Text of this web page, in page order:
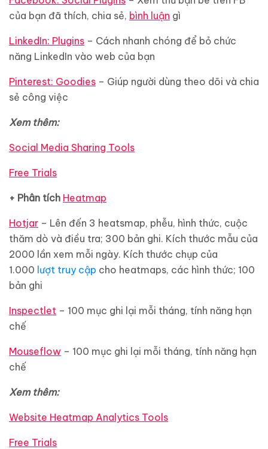
của bạn đã thích, chia sẻ, bình luận gì
LinkedIn: Plugins – Cách nhanh chóng để bỏ chức
năng LinkedIn vào web của bạn
Pinterest: Goodies – Giúp người dùng theo dõi và chia
sẻ công việc
Xem thêm:
Social Media Sharing Tools
Free Trials
+ Phân tích Heatmap
Hotjar – Lên đến 3 heatsmap, phễu, hình thức, cuộc
thăm dò và điều tra; 300 bản ghi. Kích thước mẫu của
2000 lần xem mỗi ngày. Kích thước chụp của
1.000 lượt truy cập cho heatmaps, các hình thức; 100
bản ghi
Inspectlet – 100 mục ghi lại mỗi tháng, tính năng hạn
chế
Mouseflow – 100 mục ghi lại mỗi tháng, tính năng hạn
chế
Xem thêm:
Website Heatmap Analytics Tools
Free Trials